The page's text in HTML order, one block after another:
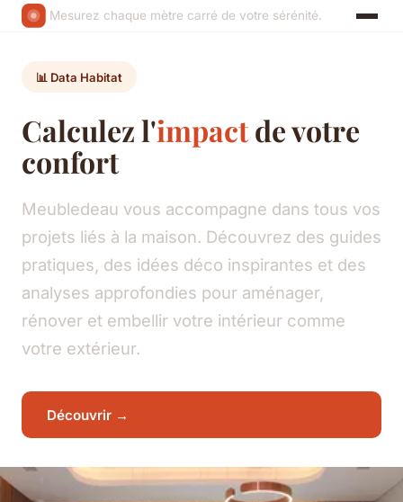
Mesurez chaque mètre carré de votre sérénité.
📊 Data Habitat
Calculez l'impactde votre
confort
Meubledeau vous accompagne dans tous vos
projets liés à la maison. Découvrez des guides
pratiques, des idées déco inspirantes et des
analyses approfondies pour aménager,
rénover et embellir votre intérieur comme
votre extérieur.
Découvrir →